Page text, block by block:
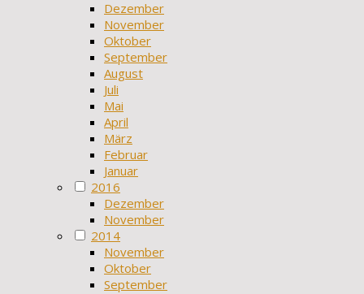
Dezember
November
Oktober
September
August
Juli
Mai
April
März
Februar
Januar
2016
Dezember
November
2014
November
Oktober
September